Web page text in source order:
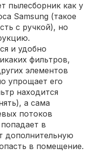
пылесборник как у
Samsung (такое
с ручкой), но
и удобно
фильтров,
элементов
упрощает его
находится
а сама
потоков
в
дополнительную
в помещение.